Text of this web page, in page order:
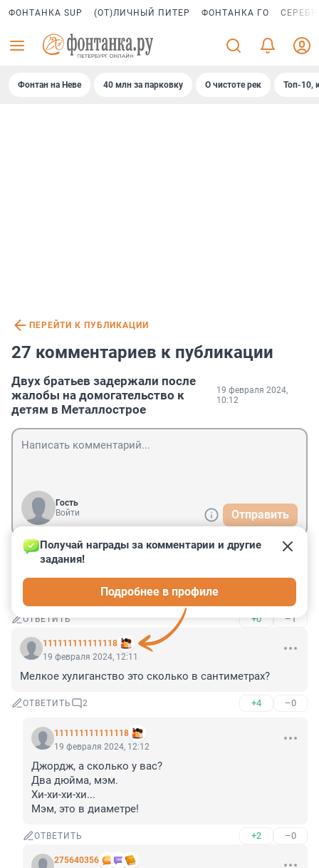
ФОНТАНКА SUP (ОТ)ЛИЧНЫЙ ПИТЕР ФОНТАНКА ГО
Фонтан на Неве 40 млн за парковку О чистоте рек Топ-10,
ПЕРЕЙТИ К ПУБЛИКАЦИИ
27 комментариев к публикации
Двух братьев задержали после
жалобы на домогательство к
детям в Металлострое
19 февраля 2024,
10:12
Гость
Войти
Отправить
Гость
Подошли ко мне два брата, подошли и говорят... ☺️
ОТВЕТИТЬ +0 –1
111111111111118
Получай награды за комментарии и другие
задания!
Подробнее в профиле
19 февраля 2024, 12:11
Мелкое хулиганство это сколько в сантиметрах?
ОТВЕТИТЬ 2 +4 –0
111111111111118
19 февраля 2024, 12:12
Джордж, а сколько у вас?
Два дюйма, мэм.
Хи-хи-хи-хи...
Мэм, это в диаметре!
ОТВЕТИТЬ +2 –0
275640356